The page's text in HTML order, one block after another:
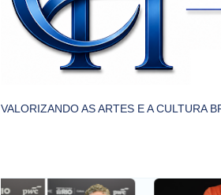
VALORIZANDO AS ARTES E A CULTURA